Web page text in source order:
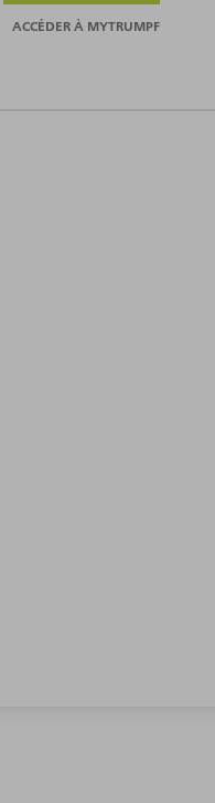
ACCÉDER À MYTRUMPF